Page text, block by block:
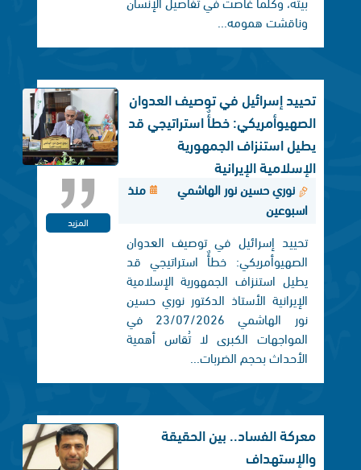
وناقشت همومه...
تحييد إسرائيل في توصيف العدوان
الصهيوأمريكي: خطأٌ استراتيجي قد
يطيل استنزاف الجمهورية
الإسلامية الإيرانية
نوري حسين نور الهاشمي
منذ
اسبوعين
تحييد إسرائيل في توصيف العدوان
الصهيوأمريكي: خطأٌ استراتيجي قد
يطيل استنزاف الجمهورية الإسلامية
الإيرانية الأستاذ الدكتور نوري حسين
نور الهاشمي 23/07/2026 في
المواجهات الكبرى لا تُقاس أهمية
الأحداث بحجم الضربات...
المزيد
معركة الفساد.. بين الحقيقة
والإستهداف